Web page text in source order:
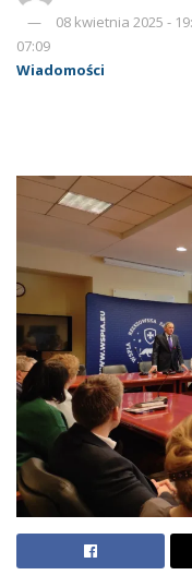
08 kwietnia 2025 -
07:09
Wiadomości